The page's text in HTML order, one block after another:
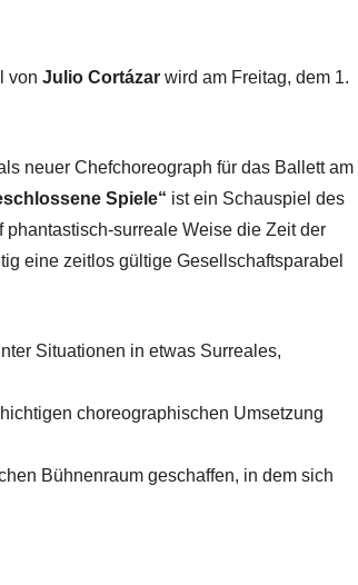
von Julio Cortázar wird am Freitag, dem 1.
neuer Chefchoreograph für das Ballett am
Spiele“ ist ein Schauspiel des
surreale Weise die Zeit der
eine zeitlos gültige Gesellschaftsparabel
Situationen in etwas Surreales,
choreographischen Umsetzung
Bühnenraum geschaffen, in dem sich